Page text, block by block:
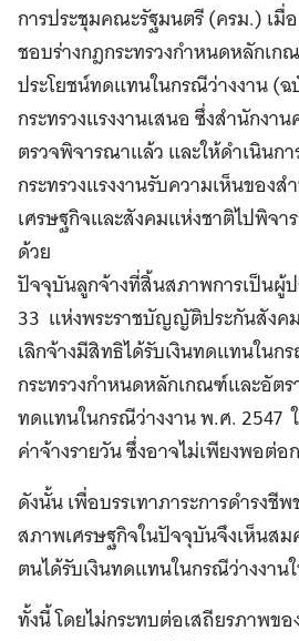
การประชุมคณะรัฐมนตรี (ครม.) เมื่
ชอบร่างกฎกระทรวงกำหนดหลักเก
ประโยชน์ทดแทนในกรณีว่างงาน (
กระทรวงแรงงานเสนอ ซึ่งสำนักง
ตรวจพิจารณาแล้ว และให้ดำเนินก
กระทรวงแรงงานรับความเห็นของ
เศรษฐกิจและสังคมแห่งชาติไปพิจ
ด้วย
ปัจจุบันลูกจ้างที่สิ้นสภาพการเป็นผู้
33 แห่งพระราชบัญญัติประกันสังค
เลิกจ้างมีสิทธิได้รับเงินทดแทนในก
กระทรวงกำหนดหลักเกณฑ์และอัตร
ทดแทนในกรณีว่างงาน พ.ศ. 2547
ค่าจ้างรายวัน ซึ่งอาจไม่เพียงพอต่อ
ดังนั้น เพื่อบรรเทาภาระการดำรงชี
สภาพเศรษฐกิจในปัจจุบันจึงเห็นส
ตนได้รับเงินทดแทนในกรณีว่างงาน
ทั้งนี้ โดยไม่กระทบต่อเสถียรภาพข